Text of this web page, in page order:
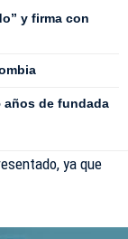
y firma con
años de fundada
ya que